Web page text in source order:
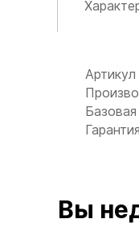
Артикул
Гарантия
Вы